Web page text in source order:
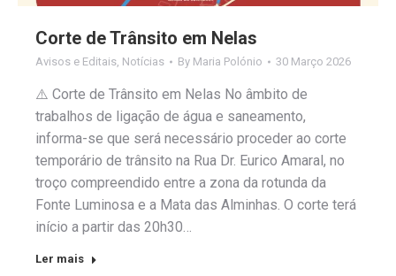
Corte de Trânsito em Nelas
Avisos e Editais, Notícias By Maria Polónio 30 Março 2026
⚠️ Corte de Trânsito em Nelas No âmbito de
trabalhos de ligação de água e saneamento,
informa-se que será necessário proceder ao corte
temporário de trânsito na Rua Dr. Eurico Amaral, no
troço compreendido entre a zona da rotunda da
Fonte Luminosa e a Mata das Alminhas. O corte terá
início a partir das 20h30…
Ler mais